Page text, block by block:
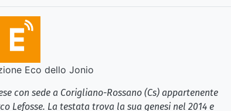
Eco dello Jonio
con sede a Corigliano-Rossano (Cs) appartenente
Lefosse. La testata trova la sua genesi nel 2014 e